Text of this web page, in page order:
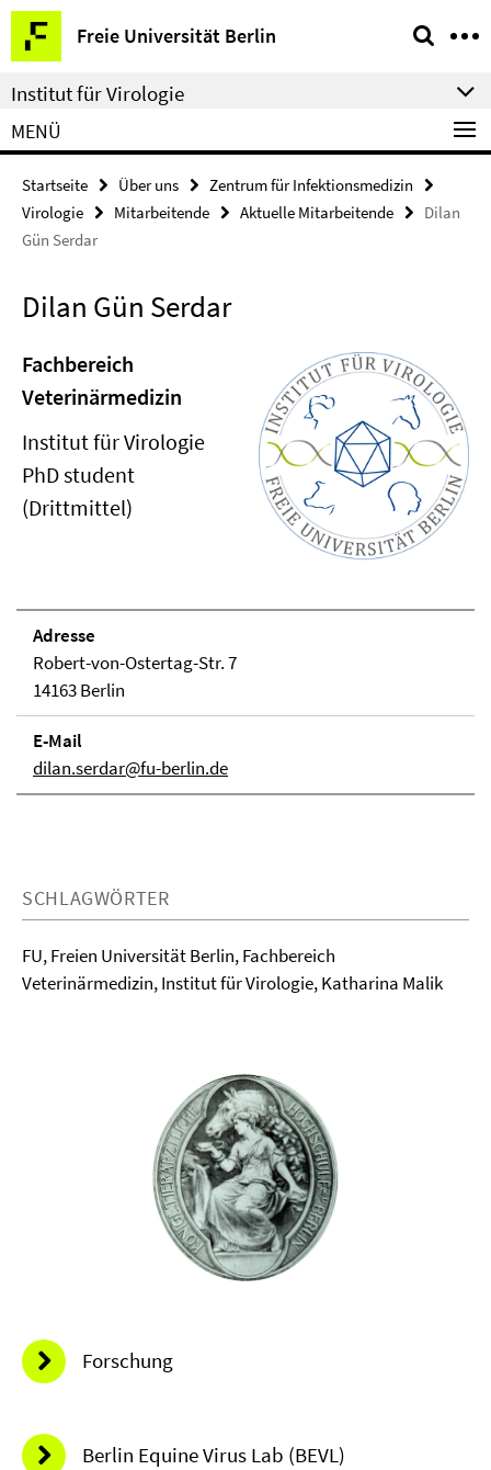
Springe
direkt
zu
Inhalt
Freie Universität Berlin
Service-
Navigation
Institut für Virologie
MENÜ
Startseite Über uns
Zentrum für Infektionsmedizin
Virologie
Mitarbeitende Aktuelle Mitarbeitende
Dilan
Gün Serdar
Dilan Gün Serdar
Fachbereich
Veterinärmedizin
Institut für Virologie
PhD student
(Drittmittel)
Adresse
Robert-von-Ostertag-Str. 7
14163 Berlin
E-Mail
dilan.serdar@fu-berlin.de
SCHLAGWÖRTER
FU, Freien Universität Berlin, Fachbereich
Veterinärmedizin, Institut für Virologie, Katharina Malik
Forschung
Berlin Equine Virus Lab (BEVL)